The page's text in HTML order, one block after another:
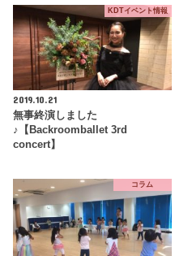
KDTイベント情報
2019.10.21
無事終演しました
♪【Backroomballet 3rd
concert】
コラム